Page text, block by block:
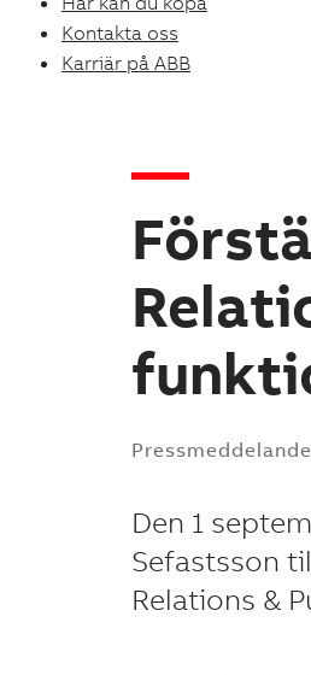
Kontakta oss
Karriär på ABB
Pressmeddelande
Den 1
Sefastsson
Relations &